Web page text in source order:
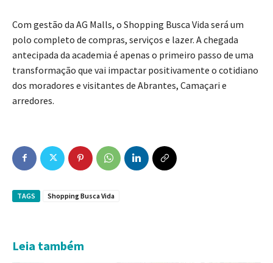
Com gestão da AG Malls, o Shopping Busca Vida será um
polo completo de compras, serviços e lazer. A chegada
antecipada da academia é apenas o primeiro passo de uma
transformação que vai impactar positivamente o cotidiano
dos moradores e visitantes de Abrantes, Camaçari e
arredores.
TAGS Shopping Busca Vida
Leia também